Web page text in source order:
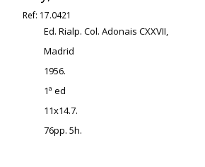
Ref: 17.0421
Ed. Rialp. Col. Adonais CXXVII,
Madrid
1956.
1ª ed
11x14.7.
76pp. 5h.